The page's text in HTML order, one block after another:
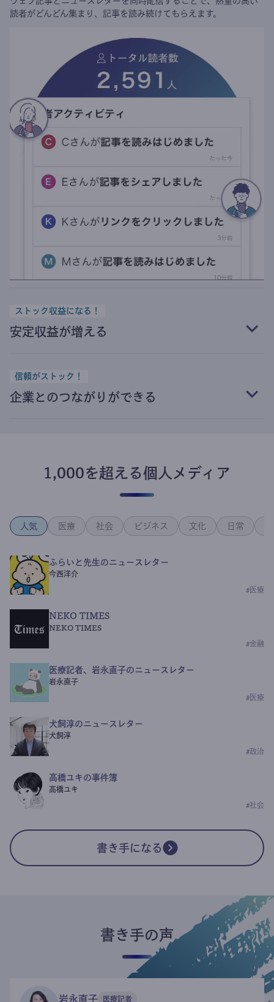
読者がどんどん集まり、記事を読み続けてもらえます。
ストック収益になる！
安定収益が増える
信頼がストック！
企業とのつながりができる
1,000を超える個人メディア
人気 医療 社会 ビジネス 文化 日常
ふらいと先生のニュースレター
今西洋介
# 医療
NEKO TIMES
NEKO TIMES
#金融
医療記者、岩永直子のニュースレター
岩永直子
# 医療
犬飼淳のニュースレター
犬飼淳
#政治
高橋ユキの事件簿
高橋ユキ
#社会
書き手になる
書き手の声
岩永直子 医療記者